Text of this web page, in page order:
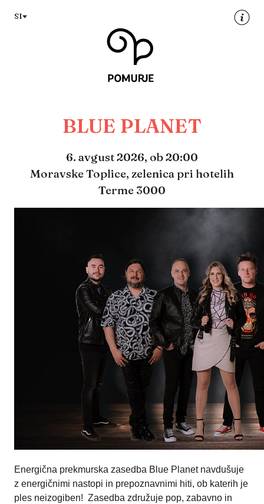
SI
BLUE PLANET
6. avgust 2026, ob 20:00
Moravske Toplice, zelenica pri hotelih
Terme 3000
Energična prekmurska zasedba Blue Planet navdušuje
z energičnimi nastopi in prepoznavnimi hiti, ob katerih je
ples neizogiben! Zasedba združuje pop, zabavno in